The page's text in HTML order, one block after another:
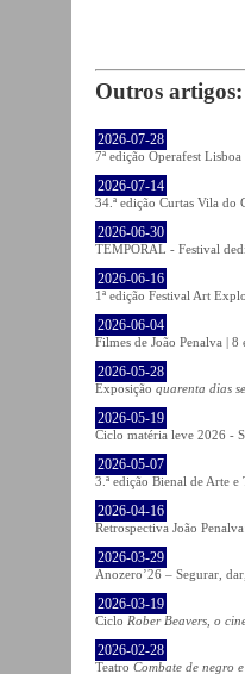
Outros artigos:
2026-07-28
7ª edição Operafest
2026-07-14
34.ª edição Curtas Vila
2026-06-30
TEMPORAL - Festival
2026-06-16
1ª edição Festival Art
2026-06-04
Filmes de João Penalva | 8
2026-05-28
Exposição quarenta dias
2026-05-19
Ciclo matéria leve 2026 -
2026-05-07
3.ª edição Bienal de Arte
2026-04-16
Retrospectiva João
2026-03-29
Anozero’26 – Segurar,
2026-03-19
Ciclo Rober Beavers, o
2026-02-28
Teatro Combate de negro